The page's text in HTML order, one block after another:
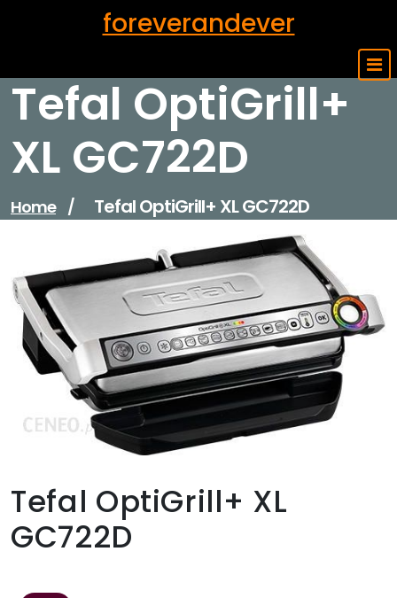
foreverandever
Tefal OptiGrill+
XL GC722D
Home / Tefal OptiGrill+ XL GC722D
Tefal OptiGrill+ XL
GC722D